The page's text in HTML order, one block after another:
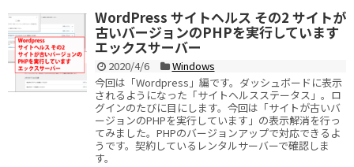
WordPress サイトヘルス その2 サイトが
古いバージョンのPHPを実行しています
エックスサーバー
2020/4/6
Windows
今回は「Wordpress」編です。ダッシュボードに表示
されるようになった「サイトヘルスステータス」。ロ
グインのたびに目にします。今回は「サイトが古いバ
ージョンのPHPを実行しています」の表示解消を行っ
てみました。PHPのバージョンアップで対応できるよ
うです。契約しているレンタルサーバーで確認しま
す。